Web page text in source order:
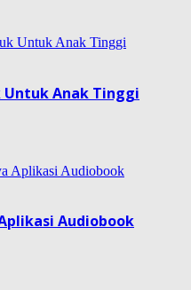
Untuk Anak Tinggi
Audiobook